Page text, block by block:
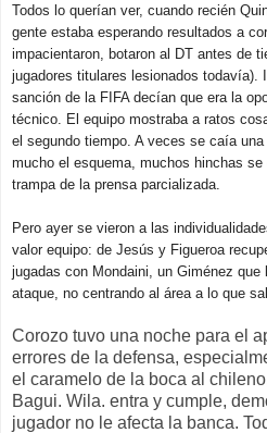
Todos lo querían ver, cuando recién
gente estaba esperando resultados a
impacientaron, botaron al DT antes de
jugadores titulares lesionados todavía).
sanción de la FIFA decían que era la
técnico. El equipo mostraba a ratos
el segundo tiempo. A veces se caía
mucho el esquema, muchos hinchas
trampa de la prensa parcializada.
Pero ayer se vieron a las
valor equipo: de Jesús y Figueroa
jugadas con Mondaini, un Giménez
ataque, no centrando al área a lo que
Corozo tuvo una noche para el
errores de la defensa,
el caramelo de la boca al
Bagui. Wila. entra y cumple,
jugador no le afecta la banca.